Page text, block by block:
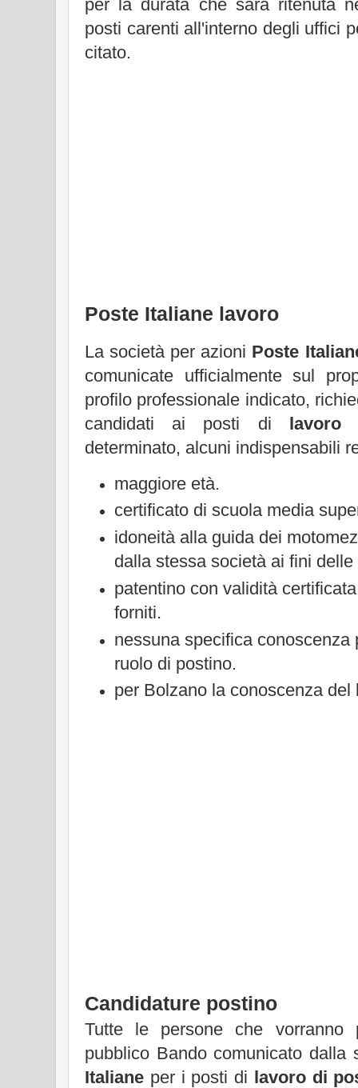
per la durata che sarà ritenuta
posti carenti all'interno degli uffici
citato.
Poste Italiane lavoro
La società per azioni Poste
comunicate ufficialmente sul
profilo professionale indicato,
candidati ai posti di lavoro
determinato, alcuni indispensabili
maggiore età.
certificato di scuola media
idoneità alla guida dei
dalla stessa società ai fini
patentino con validità
forniti.
nessuna specifica conoscenza
ruolo di postino.
per Bolzano la conoscenza del
Candidature postino
Tutte le persone che vorranno
pubblico Bando comunicato
Italiane per i posti di lavoro di